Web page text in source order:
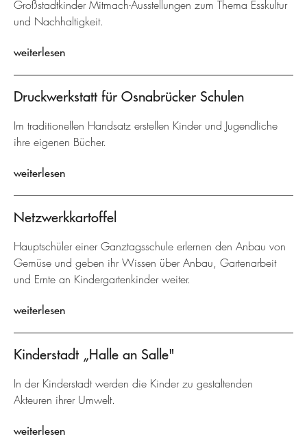
Großstadtkinder Mitmach-Ausstellungen zum Thema Esskultur
und Nachhaltigkeit.
weiterlesen
Druckwerkstatt für Osnabrücker Schulen
Im traditionellen Handsatz erstellen Kinder und Jugendliche
ihre eigenen Bücher.
weiterlesen
Netzwerkkartoffel
Hauptschüler einer Ganztagsschule erlernen den Anbau von
Gemüse und geben ihr Wissen über Anbau, Gartenarbeit
und Ernte an Kindergartenkinder weiter.
weiterlesen
Kinderstadt „Halle an Salle"
In der Kinderstadt werden die Kinder zu gestaltenden
Akteuren ihrer Umwelt.
weiterlesen